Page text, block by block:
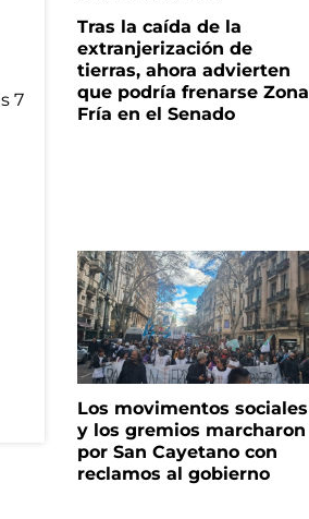
Tras la caída de la
extranjerización de
tierras, ahora advierten
que podría frenarse Zona
Fría en el Senado
Los movimentos sociales
y los gremios marcharon
por San Cayetano con
reclamos al gobierno